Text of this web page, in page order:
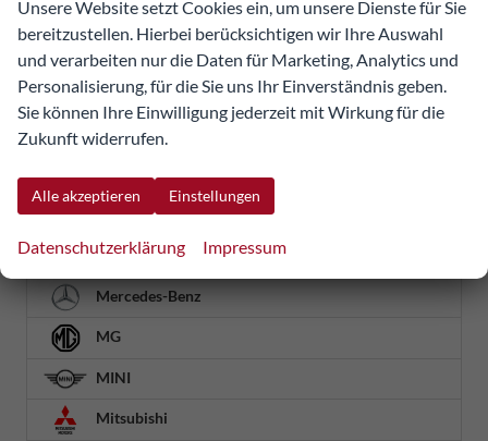
KGM
Land Rover
Lynk & Co
Maxus
Mazda
Mercedes-Benz
MG
MINI
Mitsubishi
Unsere Website setzt Cookies ein, um unsere Dienste für Sie
bereitzustellen. Hierbei berücksichtigen wir Ihre Auswahl
und verarbeiten nur die Daten für Marketing, Analytics und
Personalisierung, für die Sie uns Ihr Einverständnis geben.
Sie können Ihre Einwilligung jederzeit mit Wirkung für die
Zukunft widerrufen.
Alle akzeptieren Einstellungen
Datenschutzerklärung Impressum